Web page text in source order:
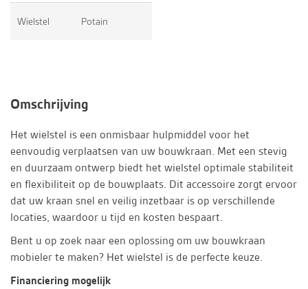
Wielstel Potain
Omschrijving
Het wielstel is een onmisbaar hulpmiddel voor het
eenvoudig verplaatsen van uw bouwkraan. Met een stevig
en duurzaam ontwerp biedt het wielstel optimale stabiliteit
en flexibiliteit op de bouwplaats. Dit accessoire zorgt ervoor
dat uw kraan snel en veilig inzetbaar is op verschillende
locaties, waardoor u tijd en kosten bespaart.
Bent u op zoek naar een oplossing om uw bouwkraan
mobieler te maken? Het wielstel is de perfecte keuze.
Financiering mogelijk